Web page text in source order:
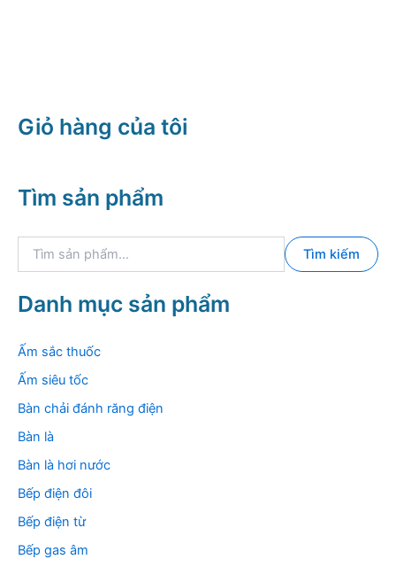
Giỏ hàng của tôi
Tìm sản phẩm
k
i
m
Tìm kiếm
Danh mục sản phẩm
Ấm sắc thuốc
Ấm siêu tốc
Bàn chải đánh răng điện
Bàn là
Bàn là hơi nước
Bếp điện đôi
Bếp điện từ
Bếp gas âm